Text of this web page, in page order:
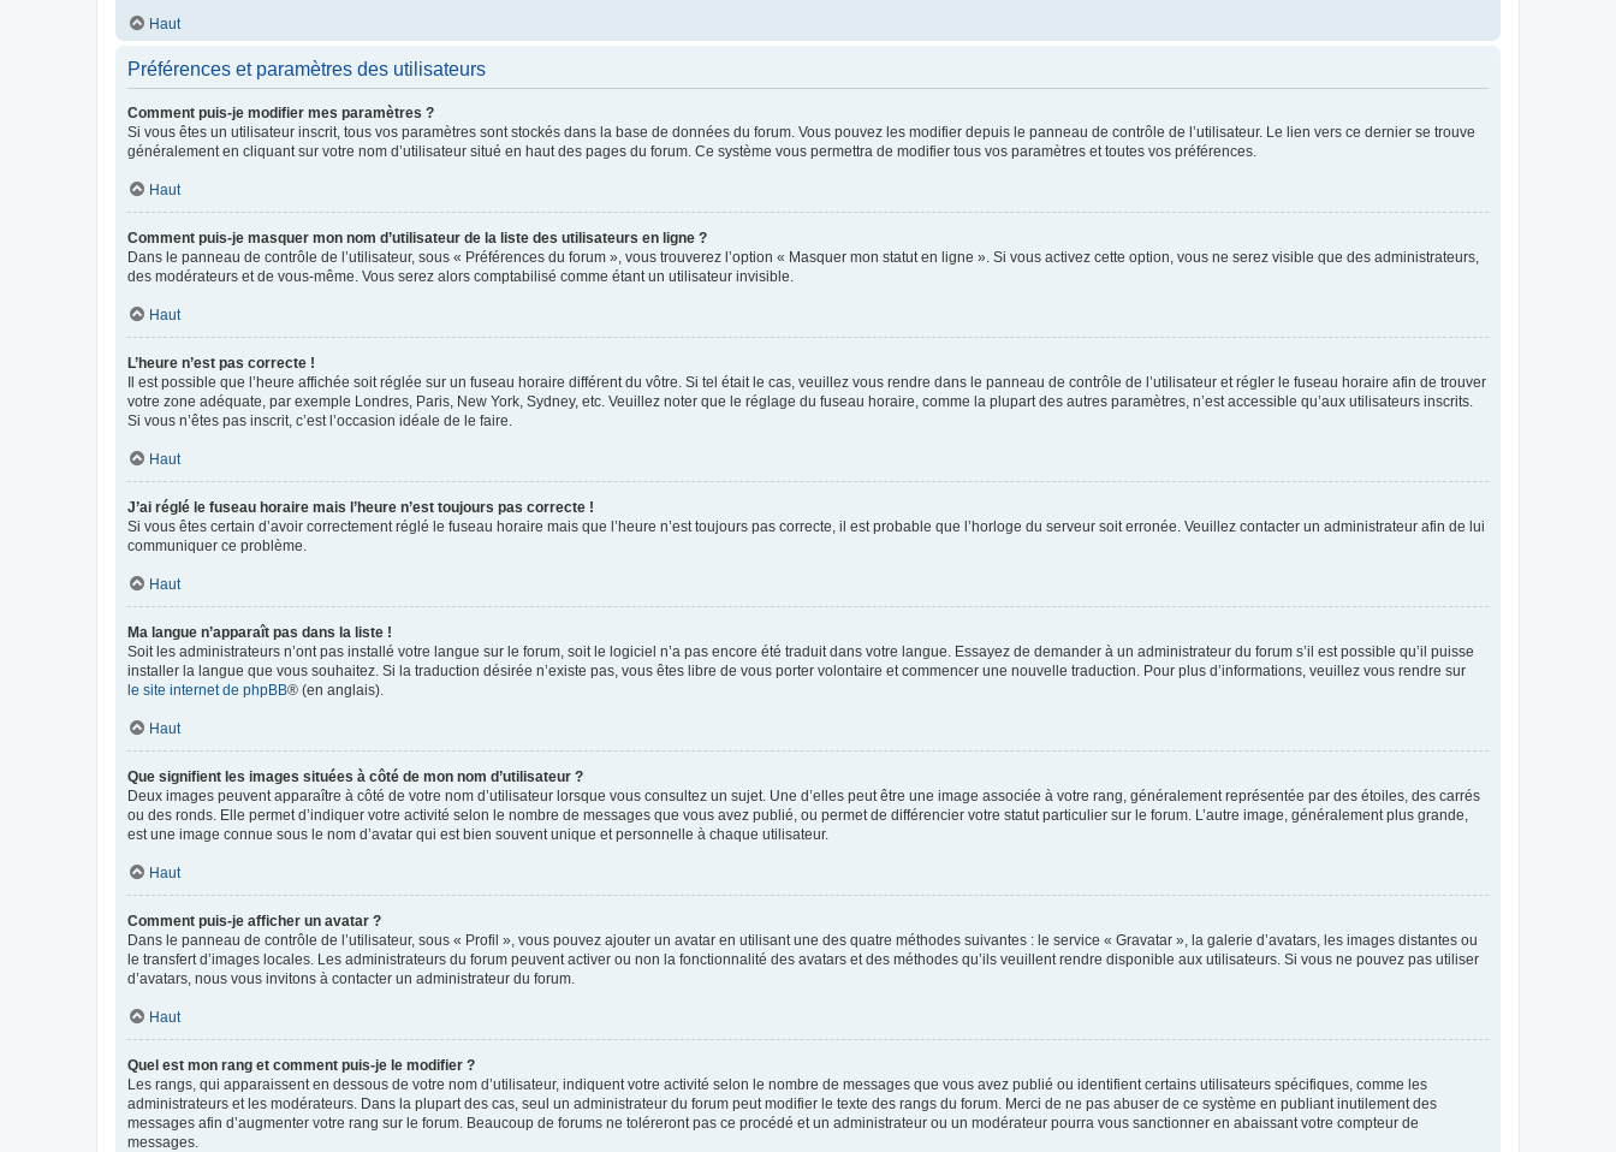
Haut
Préférences et paramètres des utilisateurs
Comment puis-je modifier mes paramètres ?
Si vous êtes un utilisateur inscrit, tous vos paramètres sont stockés dans la base de données du forum. Vous pouvez les modifier depuis le panneau de contrôle de l’utilisateur. Le lien vers ce dernier se trouve
généralement en cliquant sur votre nom d’utilisateur situé en haut des pages du forum. Ce système vous permettra de modifier tous vos paramètres et toutes vos préférences.
Haut
Comment puis-je masquer mon nom d’utilisateur de la liste des utilisateurs en ligne ?
Dans le panneau de contrôle de l’utilisateur, sous « Préférences du forum », vous trouverez l’option « Masquer mon statut en ligne ». Si vous activez cette option, vous ne serez visible que des administrateurs,
des modérateurs et de vous-même. Vous serez alors comptabilisé comme étant un utilisateur invisible.
Haut
L’heure n’est pas correcte !
Il est possible que l’heure affichée soit réglée sur un fuseau horaire différent du vôtre. Si tel était le cas, veuillez vous rendre dans le panneau de contrôle de l’utilisateur et régler le fuseau horaire afin de trouver
votre zone adéquate, par exemple Londres, Paris, New York, Sydney, etc. Veuillez noter que le réglage du fuseau horaire, comme la plupart des autres paramètres, n’est accessible qu’aux utilisateurs inscrits.
Si vous n’êtes pas inscrit, c’est l’occasion idéale de le faire.
Haut
J’ai réglé le fuseau horaire mais l’heure n’est toujours pas correcte !
Si vous êtes certain d’avoir correctement réglé le fuseau horaire mais que l’heure n’est toujours pas correcte, il est probable que l’horloge du serveur soit erronée. Veuillez contacter un administrateur afin de lui
communiquer ce problème.
Haut
Ma langue n’apparaît pas dans la liste !
Soit les administrateurs n’ont pas installé votre langue sur le forum, soit le logiciel n’a pas encore été traduit dans votre langue. Essayez de demander à un administrateur du forum s’il est possible qu’il puisse
installer la langue que vous souhaitez. Si la traduction désirée n’existe pas, vous êtes libre de vous porter volontaire et commencer une nouvelle traduction. Pour plus d’informations, veuillez vous rendre sur
le site internet de phpBB® (en anglais).
Haut
Que signifient les images situées à côté de mon nom d’utilisateur ?
Deux images peuvent apparaître à côté de votre nom d’utilisateur lorsque vous consultez un sujet. Une d’elles peut être une image associée à votre rang, généralement représentée par des étoiles, des carrés
ou des ronds. Elle permet d’indiquer votre activité selon le nombre de messages que vous avez publié, ou permet de différencier votre statut particulier sur le forum. L’autre image, généralement plus grande,
est une image connue sous le nom d’avatar qui est bien souvent unique et personnelle à chaque utilisateur.
Haut
Comment puis-je afficher un avatar ?
Dans le panneau de contrôle de l’utilisateur, sous « Profil », vous pouvez ajouter un avatar en utilisant une des quatre méthodes suivantes : le service « Gravatar », la galerie d’avatars, les images distantes ou
le transfert d’images locales. Les administrateurs du forum peuvent activer ou non la fonctionnalité des avatars et des méthodes qu’ils veuillent rendre disponible aux utilisateurs. Si vous ne pouvez pas utiliser
d’avatars, nous vous invitons à contacter un administrateur du forum.
Haut
Quel est mon rang et comment puis-je le modifier ?
Les rangs, qui apparaissent en dessous de votre nom d’utilisateur, indiquent votre activité selon le nombre de messages que vous avez publié ou identifient certains utilisateurs spécifiques, comme les
administrateurs et les modérateurs. Dans la plupart des cas, seul un administrateur du forum peut modifier le texte des rangs du forum. Merci de ne pas abuser de ce système en publiant inutilement des
messages afin d’augmenter votre rang sur le forum. Beaucoup de forums ne toléreront pas ce procédé et un administrateur ou un modérateur pourra vous sanctionner en abaissant votre compteur de
messages.